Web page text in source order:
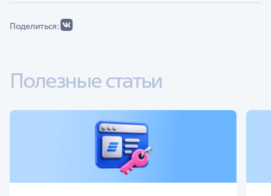
Поделиться:
Полезные статьи